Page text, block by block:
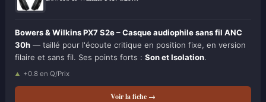
Bowers & Wilkins PX7 S2e – Casque audiophile sans fil ANC
30h — taillé pour l'écoute critique en position fixe, en version
filaire et sans fil. Ses points forts : Son et Isolation.
+0.8 en Q/Prix
Voir la fiche →